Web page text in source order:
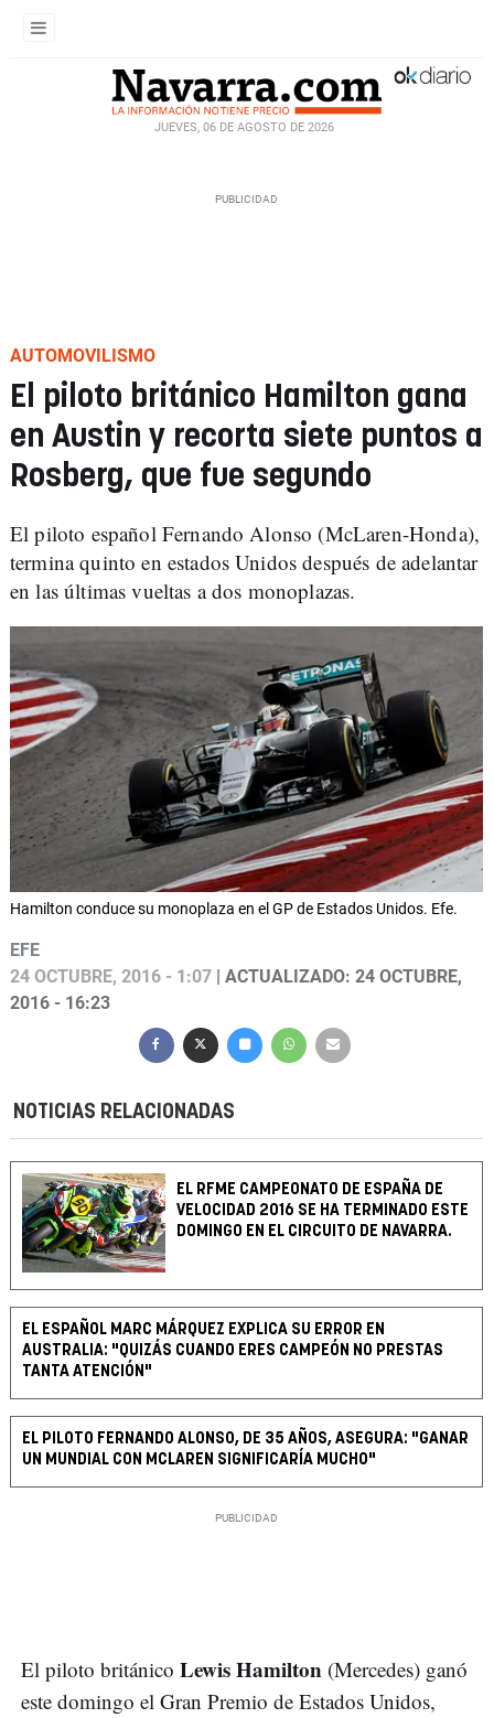
JUEVES, 06 DE AGOSTO DE 2026
AUTOMOVILISMO
El piloto británico Hamilton gana
en Austin y recorta siete puntos a
Rosberg, que fue segundo
El piloto español Fernando Alonso (McLaren-Honda),
termina quinto en estados Unidos después de adelantar
en las últimas vueltas a dos monoplazas.
Hamilton conduce su monoplaza en el GP de Estados Unidos. Efe.
EFE
24 OCTUBRE, 2016 - 1:07 | ACTUALIZADO: 24 OCTUBRE,
2016 - 16:23
NOTICIAS RELACIONADAS
EL RFME CAMPEONATO DE ESPAÑA DE
VELOCIDAD 2016 SE HA TERMINADO ESTE
DOMINGO EN EL CIRCUITO DE NAVARRA.
EL ESPAÑOL MARC MÁRQUEZ EXPLICA SU ERROR EN
AUSTRALIA: "QUIZÁS CUANDO ERES CAMPEÓN NO PRESTAS
TANTA ATENCIÓN"
EL PILOTO FERNANDO ALONSO, DE 35 AÑOS, ASEGURA: "GANAR
UN MUNDIAL CON MCLAREN SIGNIFICARÍA MUCHO"
El piloto británico Lewis Hamilton (Mercedes) ganó
este domingo el Gran Premio de Estados Unidos,